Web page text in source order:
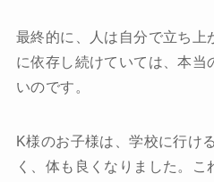
最終的に、人は自分で立ち上
に依存し続けていては、本当
いのです。
K様のお子様は、学校に行け
く、体も良くなりました。